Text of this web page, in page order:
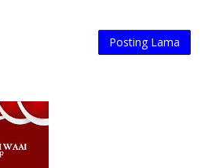
Posting Lama